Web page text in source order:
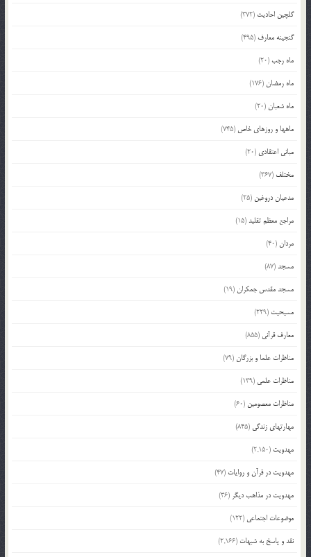
گلچین احادیث (372)
گنجینه معارف (495)
ماه رجب(20)
ماه رمضان(176)
ماه شعبان(20)
ماهها و روزهای خاص (745)
مبانی اعتقادی (20)
مختلف (367)
مدعیان دروغین (25)
مراجع معظم تقلید(15)
مردان(40)
مسجد(87)
مسجد مقدس جمکران(19)
مسیحیت (229)
معارف قرآنی (855)
مناظرات علما و بزرگان(79)
مناظرات علمی (139)
مناظرات معصومین (60)
مهارتهای زندگی (845)
مهدویت (2,150)
مهدویت در قرآن و روایات (47)
مهدویت در مذاهب دیگر (36)
موضوعات اجتماعی (122)
نقد و پاسخ به شبهات (2,166)